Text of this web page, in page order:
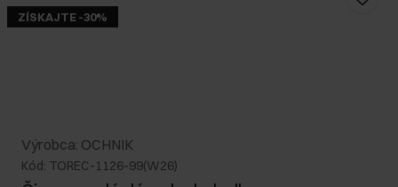
ZÍSKAJTE -30%
Výrobca: OCHNIK
Kód: TOREC-1126-99(W26)